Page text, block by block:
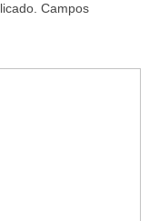
Campos